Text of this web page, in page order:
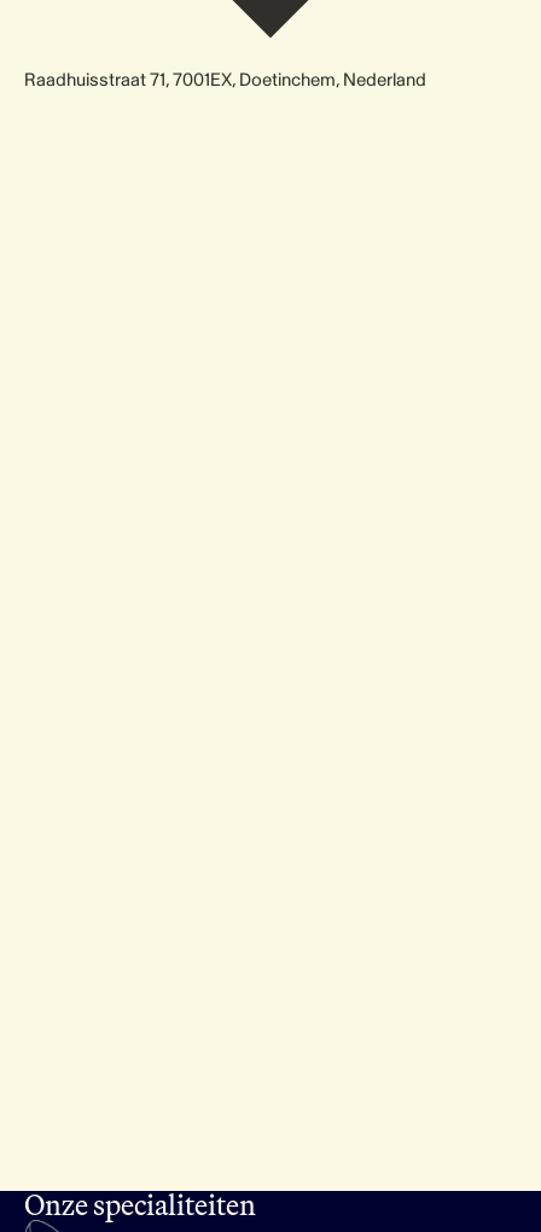
Raadhuisstraat 71, 7001EX, Doetinchem, Nederland
Onze specialiteiten